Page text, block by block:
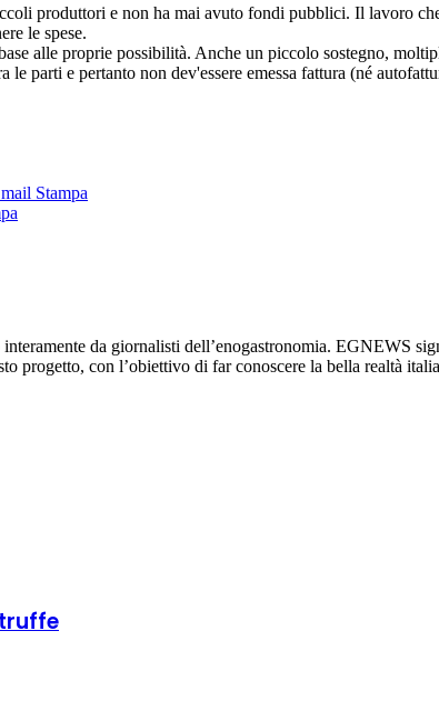
produttori e non ha mai avuto fondi pubblici. Il lavoro
le spese.
alle proprie possibilità. Anche un piccolo sostegno,
parti e pertanto non dev'essere emessa fattura (né
Stampa
da giornalisti dell’enogastronomia. EGNEWS
progetto, con l’obiettivo di far conoscere la bella realtà